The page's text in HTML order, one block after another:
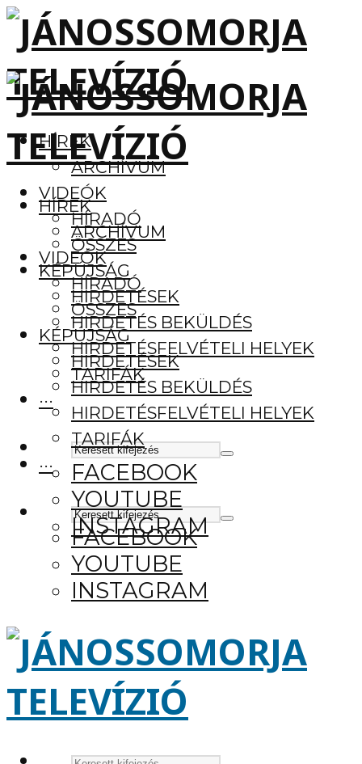
HÍREK
ARCHÍVUM
VIDEÓK
HÍRADÓ
ÖSSZES
KÉPÚJSÁG
HIRDETÉSEK
HIRDETÉS BEKÜLDÉS
HIRDETÉSFELVÉTELI HELYEK
TARIFÁK
···
FACEBOOK
YOUTUBE
INSTAGRAM
HÍREK
ARCHÍVUM
VIDEÓK
HÍRADÓ
ÖSSZES
KÉPÚJSÁG
HIRDETÉSEK
HIRDETÉS BEKÜLDÉS
HIRDETÉSFELVÉTELI HELYEK
TARIFÁK
···
FACEBOOK
YOUTUBE
INSTAGRAM